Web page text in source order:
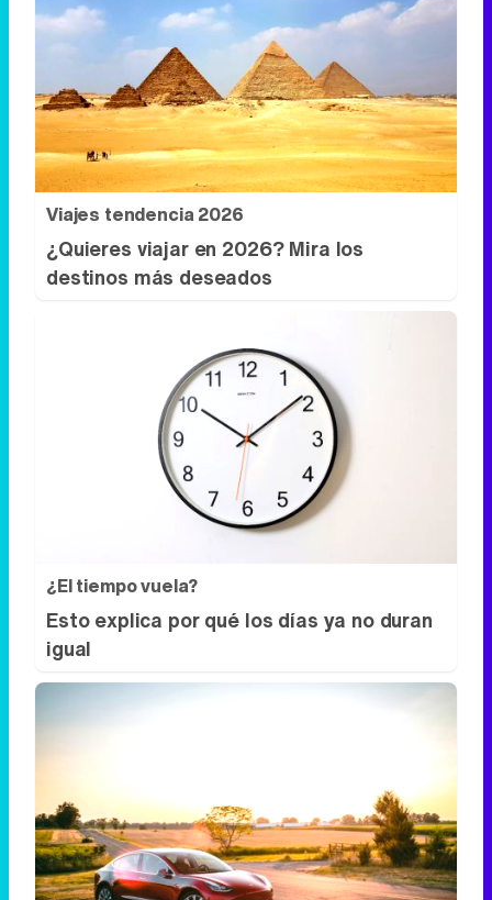
Viajes tendencia 2026
¿Quieres viajar en 2026? Mira los
destinos más deseados
¿El tiempo vuela?
Esto explica por qué los días ya no duran
igual